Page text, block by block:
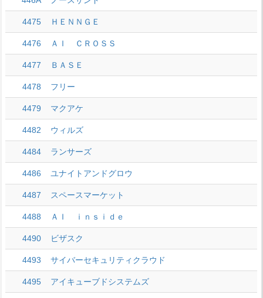
4475 ＨＥＮＮＧＥ
4476 ＡＩ ＣＲＯＳＳ
4477 ＢＡＳＥ
4478 フリー
4479 マクアケ
4482 ウィルズ
4484 ランサーズ
4486 ユナイトアンドグロウ
4487 スペースマーケット
4488 ＡＩ ｉｎｓｉｄｅ
4490 ビザスク
4493 サイバーセキュリティクラウド
4495 アイキューブドシステムズ